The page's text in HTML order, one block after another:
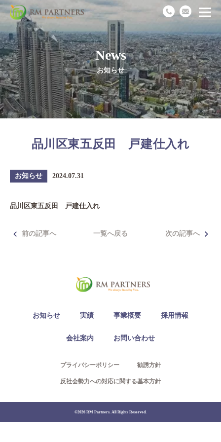
Top
News
Business
Works
Recruit
Company
Access
03-6300-7940（本社/保険）
News
お知らせ
品川区東五反田 戸建仕入れ
お知らせ 2024.07.31
品川区東五反田 戸建仕入れ
前の記事へ 一覧へ戻る 次の記事へ
お知らせ 実績 事業概要 採用情報
会社案内 お問い合わせ
プライバシーポリシー 勧誘方針
反社会勢力への対応に関する基本方針
©2026 RM Partners. All Rights Reserved.